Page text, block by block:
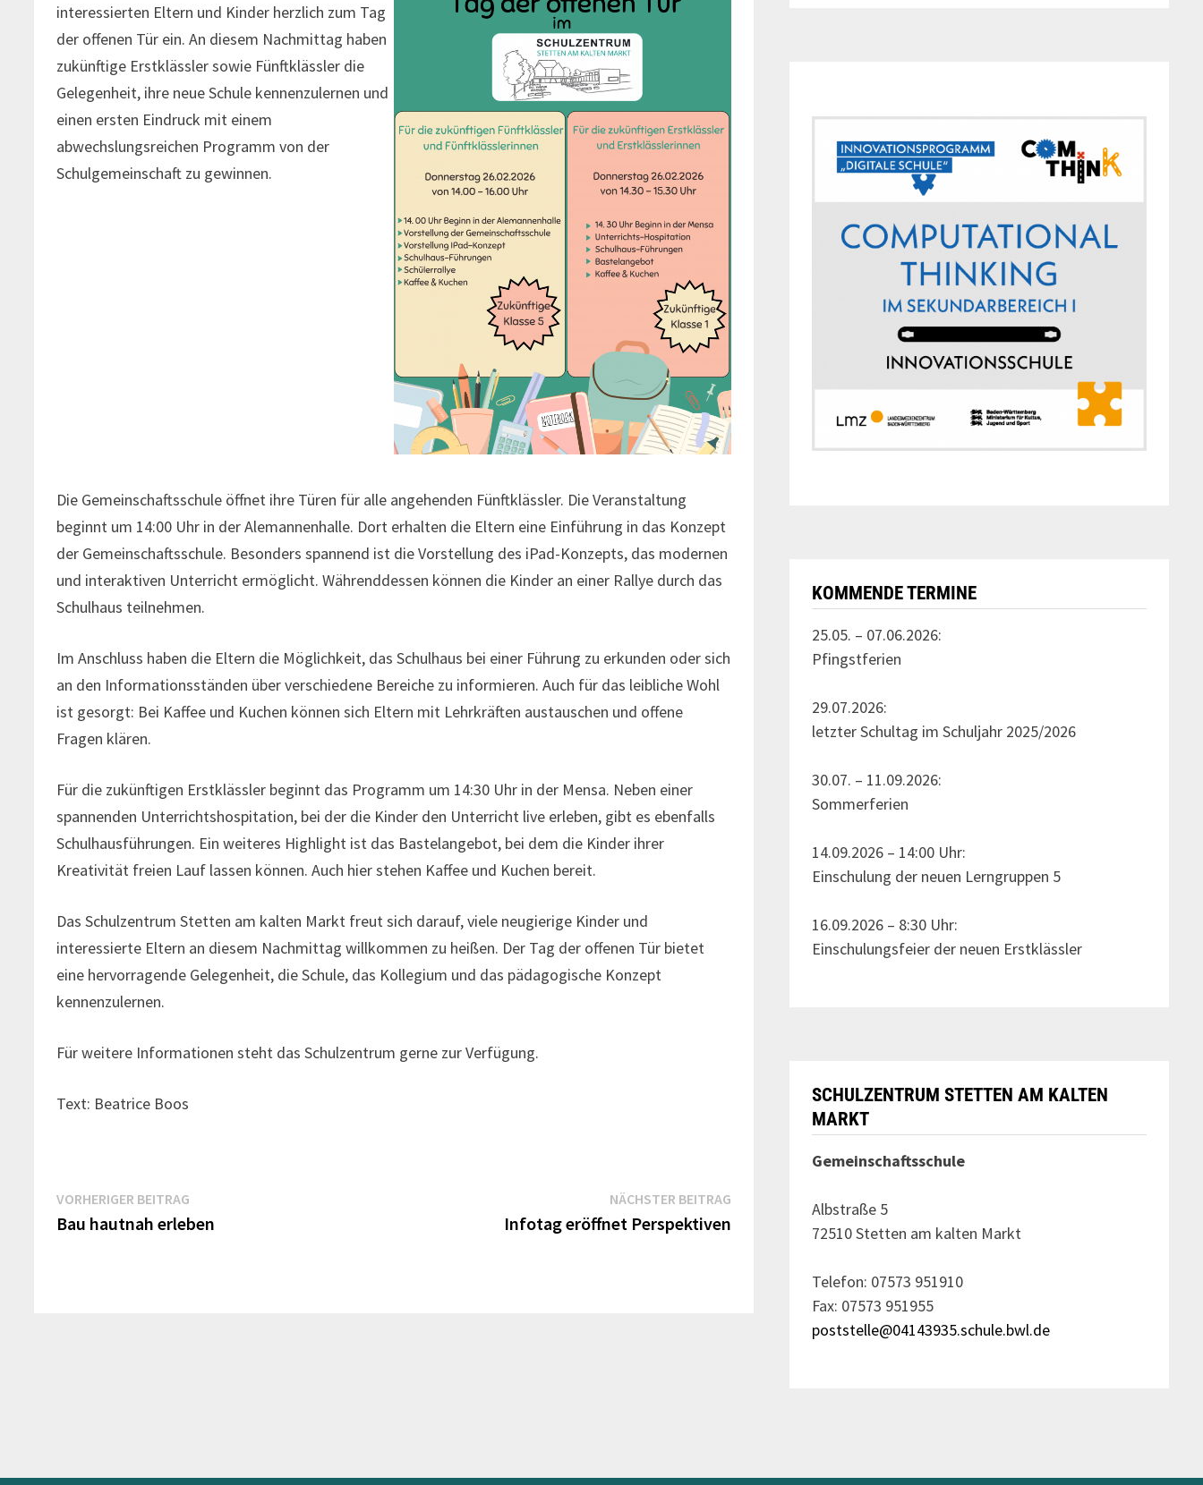
interessierten Eltern und Kinder herzlich zum Tag
der offenen Tür ein. An diesem Nachmittag haben
zukünftige Erstklässler sowie Fünftklässler die
Gelegenheit, ihre neue Schule kennenzulernen und
einen ersten Eindruck mit einem
abwechslungsreichen Programm von der
Schulgemeinschaft zu gewinnen.
Die Gemeinschaftsschule öffnet ihre Türen für alle angehenden Fünftklässler. Die Veranstaltung
beginnt um 14:00 Uhr in der Alemannenhalle. Dort erhalten die Eltern eine Einführung in das Konzept
der Gemeinschaftsschule. Besonders spannend ist die Vorstellung des iPad-Konzepts, das modernen
und interaktiven Unterricht ermöglicht. Währenddessen können die Kinder an einer Rallye durch das
Schulhaus teilnehmen.
Im Anschluss haben die Eltern die Möglichkeit, das Schulhaus bei einer Führung zu erkunden oder sich
an den Informationsständen über verschiedene Bereiche zu informieren. Auch für das leibliche Wohl
ist gesorgt: Bei Kaffee und Kuchen können sich Eltern mit Lehrkräften austauschen und offene
Fragen klären.
Für die zukünftigen Erstklässler beginnt das Programm um 14:30 Uhr in der Mensa. Neben einer
spannenden Unterrichtshospitation, bei der die Kinder den Unterricht live erleben, gibt es ebenfalls
Schulhausführungen. Ein weiteres Highlight ist das Bastelangebot, bei dem die Kinder ihrer
Kreativität freien Lauf lassen können. Auch hier stehen Kaffee und Kuchen bereit.
Das Schulzentrum Stetten am kalten Markt freut sich darauf, viele neugierige Kinder und
interessierte Eltern an diesem Nachmittag willkommen zu heißen. Der Tag der offenen Tür bietet
eine hervorragende Gelegenheit, die Schule, das Kollegium und das pädagogische Konzept
kennenzulernen.
Für weitere Informationen steht das Schulzentrum gerne zur Verfügung.
Text: Beatrice Boos
Beitrags-
Navigation
VORHERIGER BEITRAG
Beitrag:
Bau hautnah erleben
NÄCHSTER BEITRAG
Infotag eröffnet Perspektiven
KOMMENDE TERMINE
25.05. – 07.06.2026:
Pfingstferien
29.07.2026:
letzter Schultag im Schuljahr 2025/2026
30.07. – 11.09.2026:
Sommerferien
14.09.2026 – 14:00 Uhr:
Einschulung der neuen Lerngruppen 5
16.09.2026 – 8:30 Uhr:
Einschulungsfeier der neuen Erstklässler
SCHULZENTRUM STETTEN AM KALTEN
MARKT
Gemeinschaftsschule
Albstraße 5
72510 Stetten am kalten Markt
Telefon: 07573 951910
Fax: 07573 951955
poststelle@04143935.schule.bwl.de